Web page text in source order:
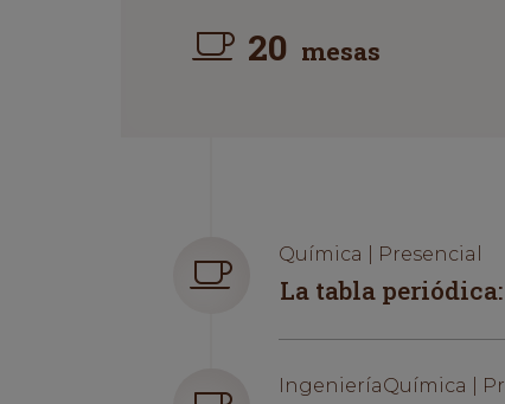
20 mesas
Química | Presencial
La tabla
IngenieríaQuímica |